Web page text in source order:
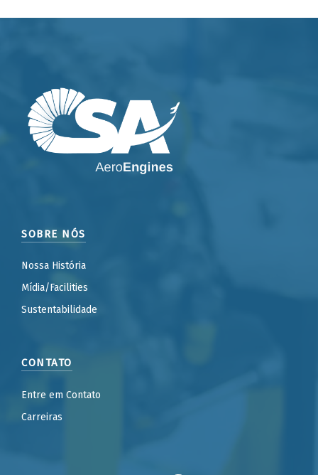
SOBRE NÓS
Nossa História
Mídia/Facilities
Sustentabilidade
CONTATO
Entre em Contato
Carreiras